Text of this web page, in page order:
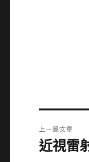
章
上一篇文章
上
近視雷